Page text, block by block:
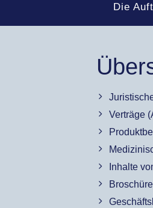
Die
Verträge
Inhalte